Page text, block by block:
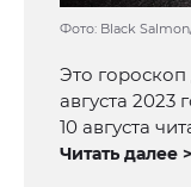
Фото: Black
Это
августа 2023
10 августа
Читать далее >